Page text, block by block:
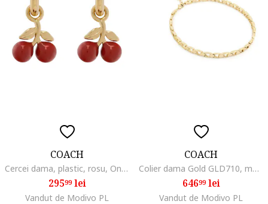
COACH
Cercei dama, plastic, rosu, One Size INTL
29599lei
Vandut de Modivo PL
COACH
Colier dama Gold GLD710, material plastic, universal
64699lei
Vandut de Modivo PL